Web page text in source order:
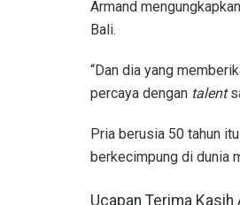
Armand
Bali.
“Dan dia yang
percaya dengan talent
Pria berusia 50 tahun
berkecimpung di dunia
Ucapan Terima